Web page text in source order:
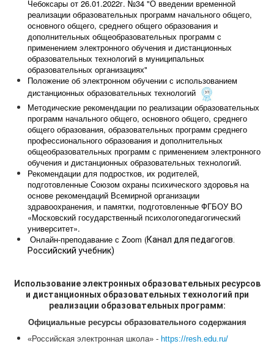
Чебоксары от 26.01.2022г. №34 "О введении временной
реализации образовательных программ начального общего,
основного общего, среднего общего образования и
дополнительных общеобразовательных программ с
применением электронного обучения и дистанционных
образовательных технологий в муниципальных
образовательных организациях"
Положение об электронном обучении с использованием
дистанционных образовательных технологий
Методические рекомендации по реализации образовательных
программ начального общего, основного общего, среднего
общего образования, образовательных программ среднего
профессионального образования и дополнительных
общеобразовательных программ с применением электронного
обучения и дистанционных образовательных технологий.
Рекомендации для подростков, их родителей,
подготовленные Союзом охраны психического здоровья на
основе рекомендаций Всемирной организации
здравоохранения, и памятки, подготовленные ФГБОУ ВО
«Московский государственный психологопедагогический
университет».
Онлайн-преподавание с Zoom (Канал для педагогов.
Российский учебник)
Использование электронных образовательных ресурсов
и дистанционных образовательных технологий при
реализации образовательных программ:
Официальные ресурсы образовательного содержания
«Российская электронная школа» - https://resh.edu.ru/